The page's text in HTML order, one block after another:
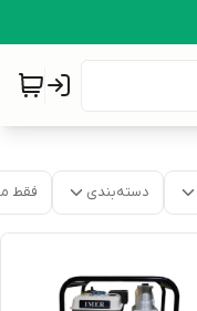
دسته‌بندی فقط